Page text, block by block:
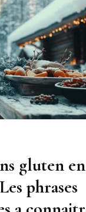
gluten en
phrases